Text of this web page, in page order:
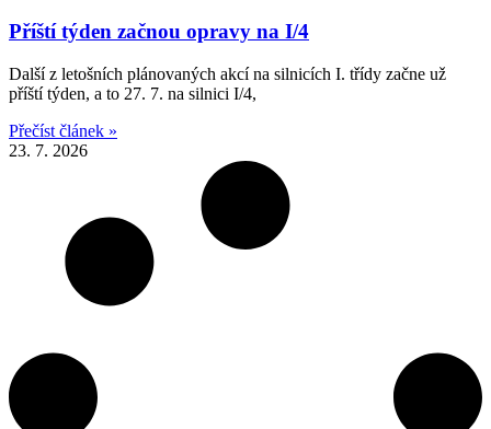
Příští týden začnou opravy na I/4
Další z letošních plánovaných akcí na silnicích I. třídy začne už
příští týden, a to 27. 7. na silnici I/4,
Přečíst článek »
23. 7. 2026